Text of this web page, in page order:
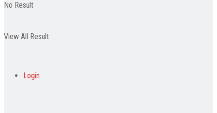
No Result
View All Result
Login